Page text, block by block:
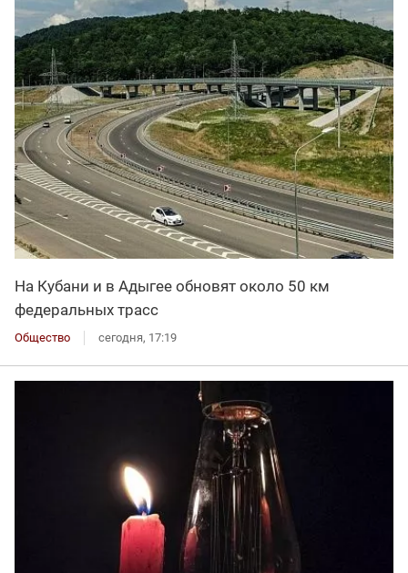
На Кубани и в Адыгее обновят около 50 км
федеральных трасс
Общество сегодня, 17:19